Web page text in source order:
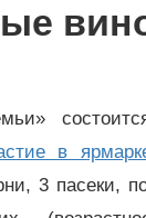
в
3 пасеки,